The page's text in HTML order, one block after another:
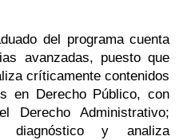
del programa cuenta
avanzadas, puesto que
críticamente contenidos
en Derecho Público, con
Derecho Administrativo;
diagnóstico y analiza